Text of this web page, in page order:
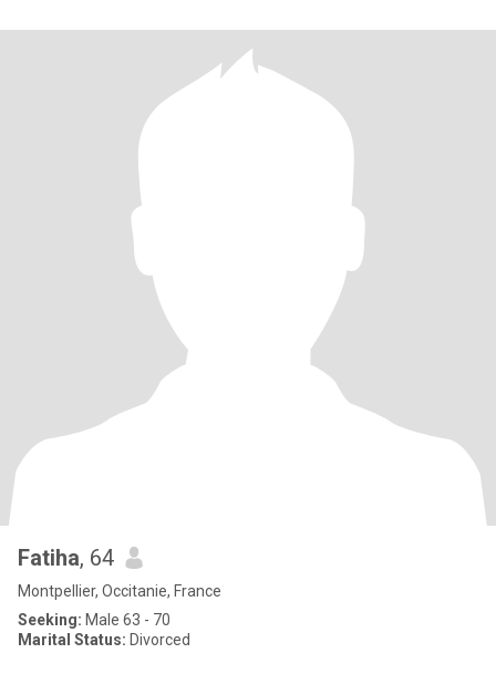
Fatiha, 64
Montpellier, Occitanie, France
Seeking: Male 63 - 70
Marital Status: Divorced